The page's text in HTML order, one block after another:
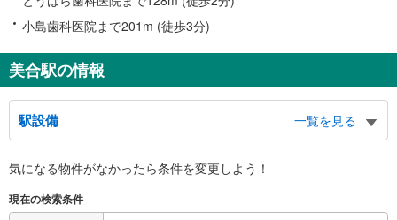
小島歯科医院まで201m (徒歩3分)
美合駅の情報
駅設備
一覧を見る
※段差なしでの移動経路
地上⇔改札⇔ホーム：○
気になる物件がなかったら条件を変更しよう！
現在の検索条件